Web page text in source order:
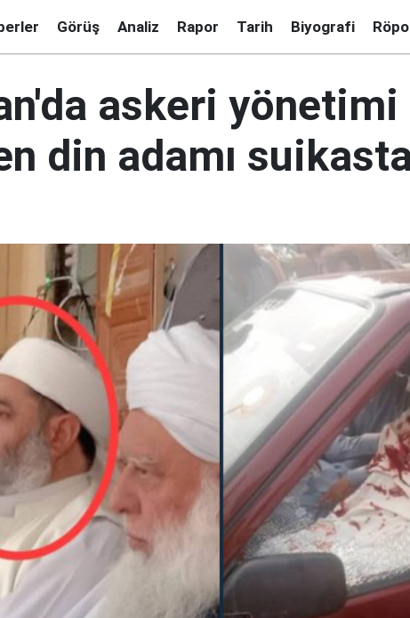
Görüş Analiz Rapor Tarih Biyografi
askeri yönetimi
din adamı